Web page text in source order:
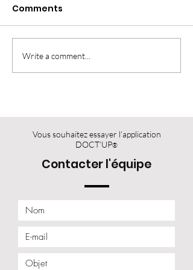
Comments
Write a comment...
Vous souhaitez essayer l’application
DOCT’UP®
Contacter l'équipe